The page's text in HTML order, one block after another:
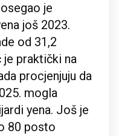
je
još 2023.
od 31,2
je praktički na
procjenjuju da
mogla
yena. Još je
80 posto